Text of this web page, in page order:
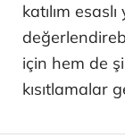
katılım
için hem de
kısıtlamalar